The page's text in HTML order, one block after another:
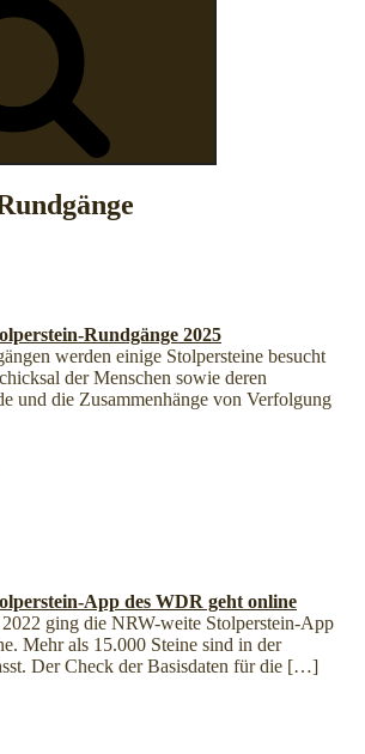
Rundgänge 2025
werden einige Stolpersteine besucht
der Menschen sowie deren
und die Zusammenhänge von Verfolgung
App des WDR geht online
ging die NRW-weite Stolperstein-App
Mehr als 15.000 Steine sind in der
Der Check der Basisdaten für die […]